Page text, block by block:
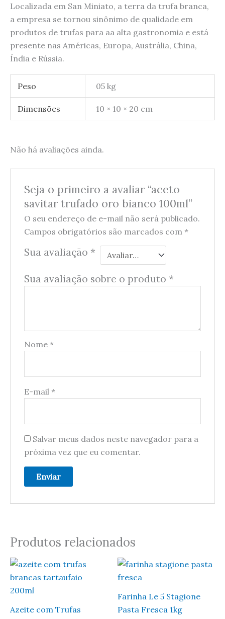
Localizada em San Miniato, a terra da trufa branca,
a empresa se tornou sinônimo de qualidade em
produtos de trufas para aa alta gastronomia e está
presente nas Américas, Europa, Austrália, China,
Índia e Rússia.
Peso 05 kg
Dimensões 10 × 10 × 20 cm
Não há avaliações ainda.
Seja o primeiro a avaliar “aceto
savitar trufado oro bianco 100ml”
O seu endereço de e-mail não será publicado.
Campos obrigatórios são marcados com *
Sua avaliação *
Sua avaliação sobre o produto *
Nome *
E-mail *
Salvar meus dados neste navegador para a
próxima vez que eu comentar.
Produtos relacionados
Azeite com Trufas
Farinha Le 5 Stagione
Pasta Fresca 1kg